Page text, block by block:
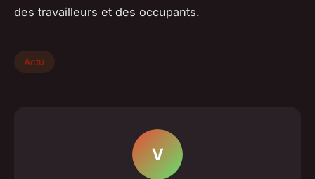
des travailleurs et des occupants.
Actu
V